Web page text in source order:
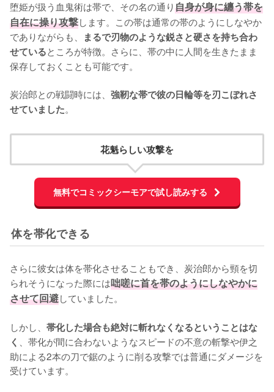
堕姫が扱う血鬼術は帯で、その名の通り自身が身に纏う帯を
自在に操り攻撃します。この帯は通常の帯のようにしなやか
でありながらも、
まるで刃物のような鋭さと硬さを持ち合わ
せているところが特徴。さらに、帯の中に人間を生きたまま
保存しておくことも可能です。
炭治郎との戦闘時には、 強靭な帯で彼の日輪等を刃こぼれさ
せていました。
花魁らしい攻撃を
無料でコミックシーモアで試し読みする
体を帯化できる
さらに彼女は体を帯化させることもでき、炭治郎から頸を切
られそうになった際には咄嗟に首を帯のようにしなやかに
させて回避していました。
しかし、 帯化した場合も絶対に斬れなくなるということはな
く
、帯化が間に合わないようなスピードの不意の斬撃や伊之
助による2本の刀で鋸のように削る攻撃では普通にダメージを
受けています。